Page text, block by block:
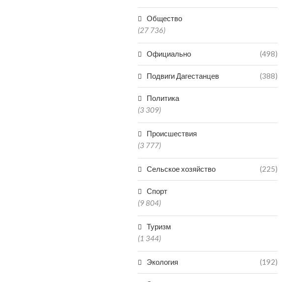
ОТЛОВ АГРЕССИВНЫХ...
07.08.2026
Общество
(27 736)
Официально (498)
Подвиги Дагестанцев (388)
Политика
(3 309)
Происшествия
(3 777)
Сельское хозяйство (225)
Спорт
(9 804)
Туризм
(1 344)
Экология (192)